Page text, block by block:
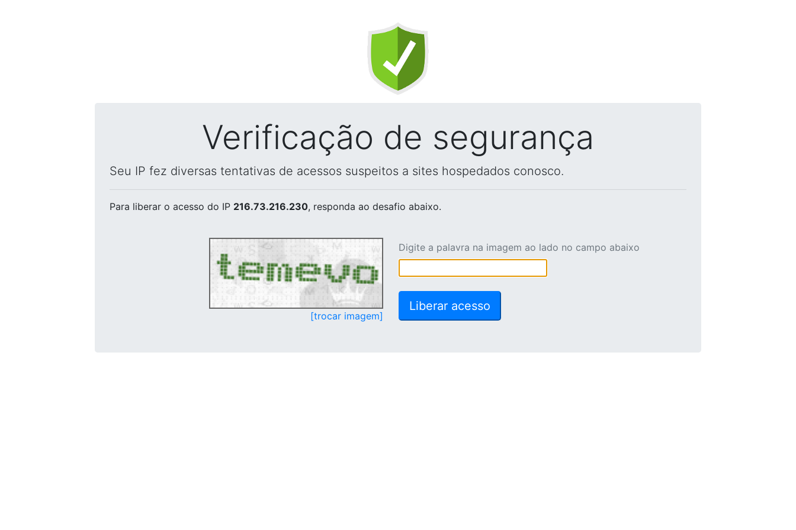
Verificação de segurança
Seu IP fez diversas tentativas de acessos suspeitos a sites hospedados conosco.
Para liberar o acesso do IP 216.73.216.230, responda ao desafio abaixo.
[trocar imagem]
Digite a palavra na imagem ao lado no campo abaixo